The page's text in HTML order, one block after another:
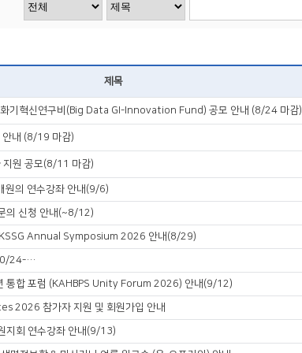
제목
화기혁신연구비(Big Data GI-Innovation Fund) 공모 안내 (8/24 마감)
안내 (8/19 마감)
지원 공모(8/11 마감)
원의 연수강좌 안내(9/6)
의 신청 안내(~8/12)
KSSG Annual Symposium 2026 안내(8/29)
EUS Summit 2026 안내(10/24-25)
통합 포럼 (KAHBPS Unity Forum 2026) 안내(9/12)
2026 참가자 지원 및 회원가입 안내
지회 연수강좌 안내(9/13)